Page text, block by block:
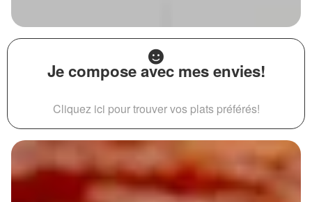
Je compose avec mes envies!
Cliquez ici pour trouver vos plats préférés!